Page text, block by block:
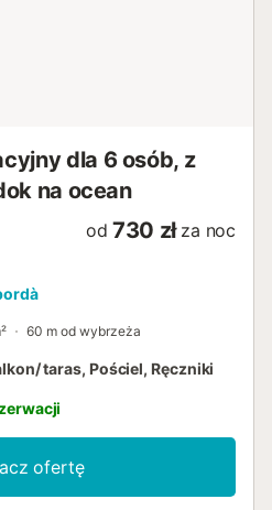
dla 6 osób, z
na ocean
od 730 zł za noc
60 m od wybrzeża
taras, Pościel, Ręczniki
ofertę